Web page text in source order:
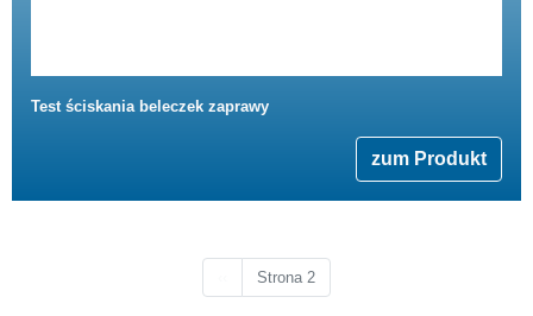
Test ściskania beleczek zaprawy
zum Produkt
Poprzednia strona
Strona 2